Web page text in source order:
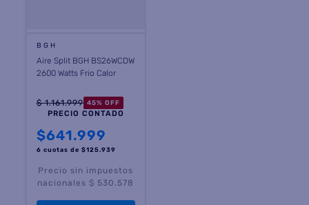
BGH
Aire Split BGH BS26WCDW
2600 Watts Frio Calor
$ 1.161.999 45% OFF
PRECIO CONTADO
$641.999
6 cuotas de $125.939
Precio sin impuestos
nacionales $ 530.578